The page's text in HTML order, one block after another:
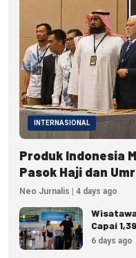
INTERNASIONAL
Produk Indonesia
Pasok Haji dan
Neo Jurnalis | 4 days ago
Capai
Terbanyak
6 days ago